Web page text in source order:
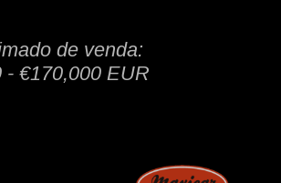
de venda:
- €170,000 EUR